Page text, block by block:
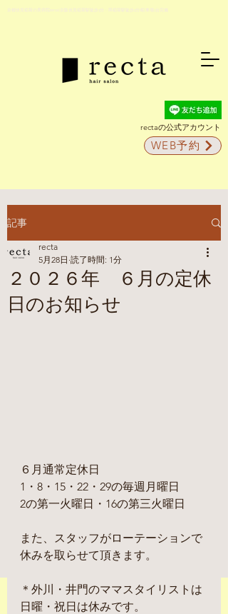
京都伏見稲荷の美容院recta(京阪伏見稲荷駅徒歩5分・JR稲荷駅徒歩2分)駐車場5台完備
rectaの公式アカウント
WEB予約
記事
２０２６年 ６月の定休
日のお知らせ
recta
5月28日 読了時間: 1分
６月通常定休日
1・8・15・22・29の毎週月曜日
2の第一火曜日・16の第三火曜日
また、スタッフがローテーションで
休みを取らせて頂きます。
＊外川・井門のママスタイリストは
日曜・祝日は休みです。